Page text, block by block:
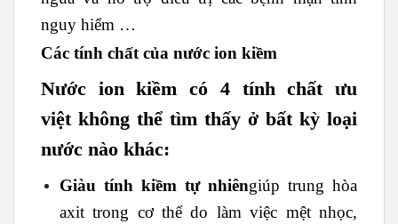
nguy hiểm …
Các tính chất của nước ion kiềm
Nước ion kiềm có 4 tính chất ưu
việt không thể tìm thấy ở bất kỳ loại
nước nào khác:
Giàu tính kiềm tự nhiêngiúp trung hòa
axit trong cơ thể do làm việc mệt nhọc,